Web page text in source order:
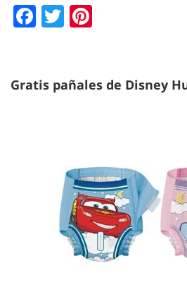
Facebook
Twitter
Gratis pañales de Disney